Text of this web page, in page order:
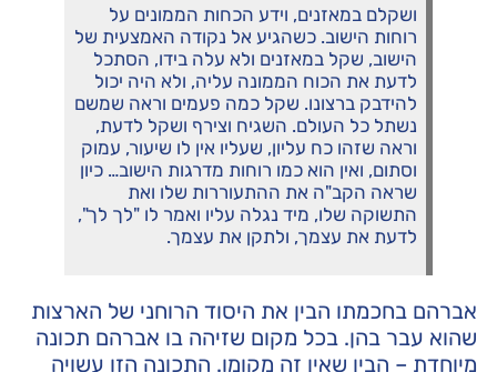
ושקלם במאזנים, וידע הכחות הממונים על
רוחות הישוב. כשהגיע אל נקודה האמצעית של
הישוב, שקל במאזנים ולא עלה בידו, הסתכל
לדעת את הכוח הממונה עליה, ולא היה יכול
להידבק ברצונו. שקל כמה פעמים וראה שמשם
נשתל כל העולם. השגיח וצירף ושקל לדעת,
וראה שזהו כח עליון, שעליו אין לו שיעור, עמוק
וסתום, ואין הוא כמו רוחות מדרגות הישוב… כיון
שראה הקב"ה את ההתעוררות שלו ואת
התשוקה שלו, מיד נגלה עליו ואמר לו "לך לך",
לדעת את עצמך, ולתקן את עצמך.
אברהם בחכמתו הבין את היסוד הרוחני של הארצות
שהוא עבר בהן. בכל מקום שזיהה בו אברהם תכונה
מיוחדת – הבין שאין זה מקומו. התכונה הזו עשויה